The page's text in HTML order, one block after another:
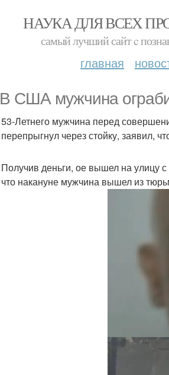
НАУКА ДЛЯ ВСЕХ
самый лучший сайт c
главная
В США мужчина
53-Летнего мужчина перед
перепрыгнул через стойку, заявил,
Получив деньги, ое вышел на улицу
что накануне мужчина вышел из